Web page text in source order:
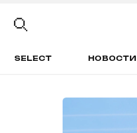
SELECT НОВОСТИ